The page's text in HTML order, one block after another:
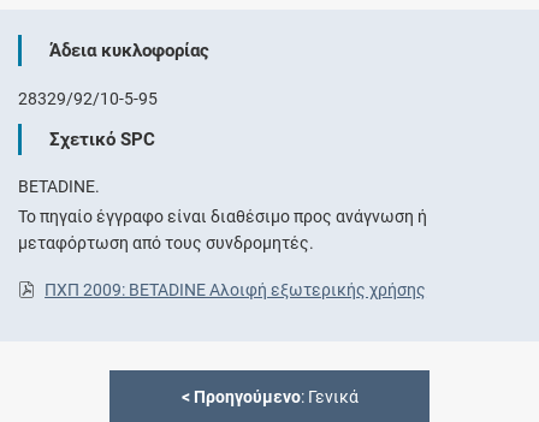
Άδεια κυκλοφορίας
28329/92/10-5-95
Σχετικό SPC
BETADINE.
Το πηγαίο έγγραφο είναι διαθέσιμο προς ανάγνωση ή
μεταφόρτωση από τους συνδρομητές.
ΠΧΠ 2009: BETADINE Αλοιφή εξωτερικής χρήσης
< Προηγούμενο: Γενικά